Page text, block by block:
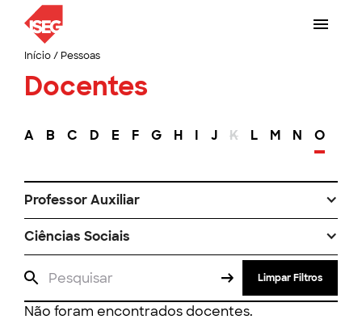
Início/ Pessoas
Docentes
A B C D E F G H I J K L M N O
Professor Auxiliar
Ciências Sociais
Limpar Filtros
Não foram encontrados docentes.